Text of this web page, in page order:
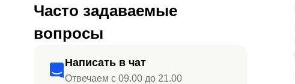
Часто задаваемые
вопросы
Написать в чат
Отвечаем с 09.00 до 21.00